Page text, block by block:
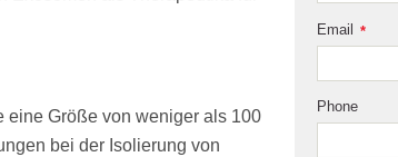
eine Größe von weniger als 100
bei der Isolierung von
*
Email
Phone